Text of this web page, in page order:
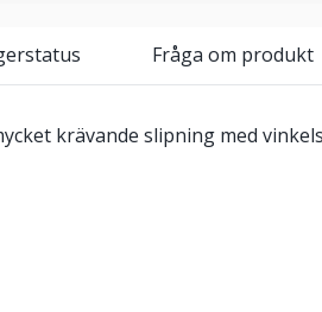
Fråga om produkt
krävande slipning med